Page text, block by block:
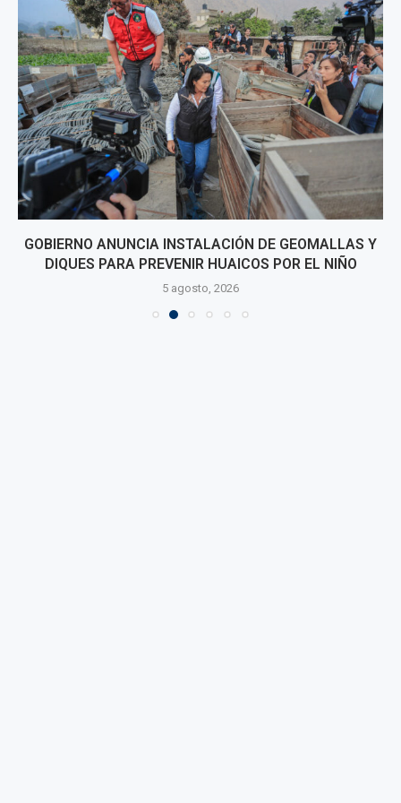
GOBIERNO ANUNCIA INSTALACIÓN DE GEOMALLAS Y
DIQUES PARA PREVENIR HUAICOS POR EL NIÑO
5 agosto, 2026